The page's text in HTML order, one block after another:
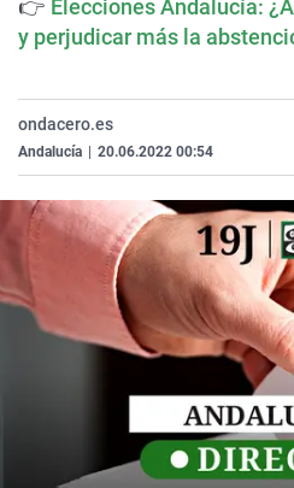
👉 Elecciones Andalucía:
y perjudicar más la
ondacero.es
Andalucía 20.06.2022 00:54